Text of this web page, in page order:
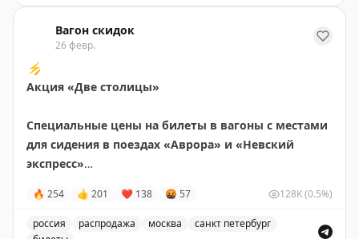
📍Москва → Санкт-Петербург
На двухэтажном от 1417 ₽
🚆
📍Москва ⇌ Санкт-Петербург
✔️ Купить билет
Вагон скидок
26 февр.
⚡️
Акция «Две столицы»
Специальные цены на билеты в вагоны с местами
для сидения в поездах «Аврора» и «Невский
экспресс»
🗓С 24.02 по 29.04.2026
🎫«Аврора»: от 1200 ₽
🔥 254 👍 201 ❤ 138 🤬 57 128K(0.5%)
россия распродажа москва
санкт петербург